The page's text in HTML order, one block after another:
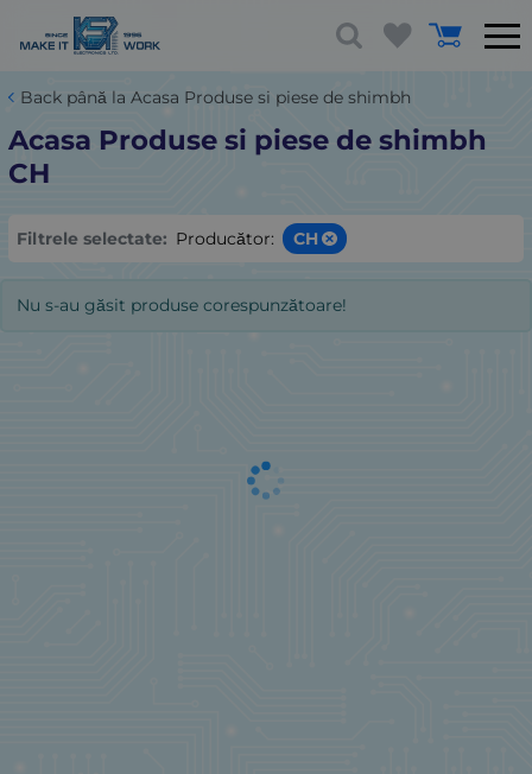
Back până la Acasa Produse si piese de shimbh
Acasa Produse si piese de shimbh
CH
Filtrele selectate: Producător: CH
Nu s-au găsit produse corespunzătoare!